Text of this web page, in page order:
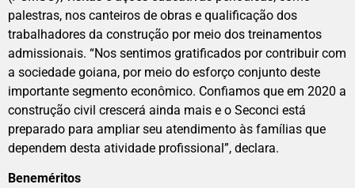
palestras, nos canteiros de obras e qualificação dos
trabalhadores da construção por meio dos treinamentos
admissionais. “Nos sentimos gratificados por contribuir com
a sociedade goiana, por meio do esforço conjunto deste
importante segmento econômico. Confiamos que em 2020 a
construção civil crescerá ainda mais e o Seconci está
preparado para ampliar seu atendimento às famílias que
dependem desta atividade profissional”, declara.
Beneméritos